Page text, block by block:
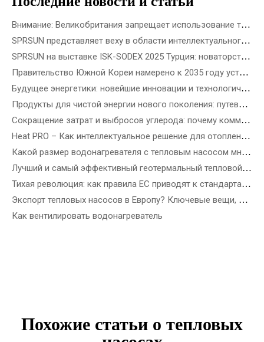
Внимание: Великобритания запрещает использование топливного газа в новостройках с 2028 года
SPRSUN представляет веху в области интеллектуального производства 5G, открывающую новую эру партнерства
SPRSUN на выставке ISK-SODEX 2025 Турция: новаторство в будущем экологически чистой энергетики с помощью инновационной технологии тепловых насосов
Правительство Южной Кореи намерено к 2035 году установить 3,5 миллиона тепловых насосов – как выбрать лучший тепловой насос в зависимости от типа здания
Будущее энергетики: новейшие инновации и технологические решения в области возобновляемых источников энергии
Продукты для чистой энергии нового поколения: путеводитель по новейшим ветроэнергетическим, прецизионным солнечным и возобновляемым источникам энергии
Сокращение затрат и выбросов углерода: почему коммерческие тепловые насосы R290 ATW — это будущее энергоэффективных зданий
Heat PRO – Как интеллектуальное решение для отопления SPRSUN облегчает жизнь
Какой размер водонагревателя с тепловым насосом мне нужен?
Лучший и самый эффективный геотермальный тепловой насос
Тихая революция: как правила ЕС приводят к стандартам шума тепловых насосов
Экспорт тепловых насосов в Европу? Ключевые вещи, которые вам нужно знать
Как вентилировать водонагреватель
Похожие статьи о тепловых